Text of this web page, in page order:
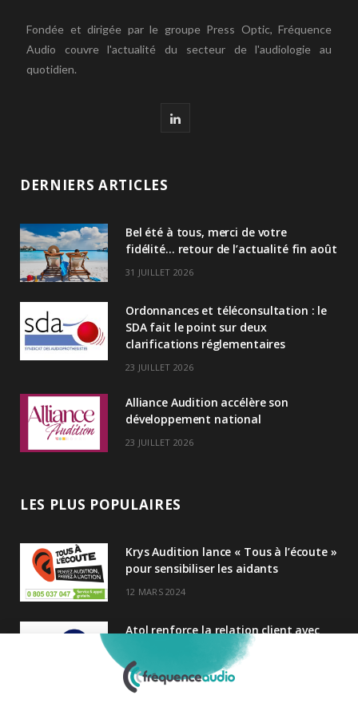
Fondée et dirigée par le groupe Press Optic, Fréquence
Audio couvre l'actualité du secteur de l'audiologie au
quotidien.
L
e
n
DERNIERS ARTICLES
Bel été à tous, merci de votre
fidélité… retour de l’actualité fin août
31 JUILLET 2026
Ordonnances et téléconsultation : le
SDA fait le point sur deux
clarifications réglementaires
23 JUILLET 2026
Alliance Audition accélère son
développement national
23 JUILLET 2026
LES PLUS POPULAIRES
Krys Audition lance « Tous à l’écoute »
pour sensibiliser les aidants
12 MARS 2024
Atol renforce la relation client avec
une nouvelle campagne axée sur la
satisfaction
25 FÉVRIER 2025